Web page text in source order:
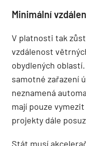
Minimální
V platnosti tak
vzdálenost
obydlených
samotné zařazení
neznamená
mají pouze
projekty dále
Stát musí